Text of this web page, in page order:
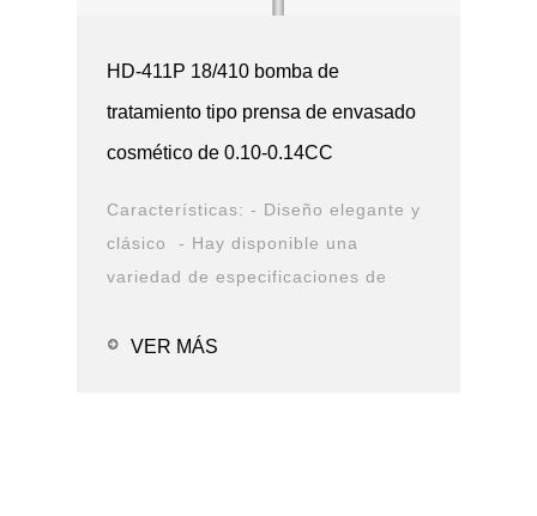
HD-411P 18/410 bomba de
tratamiento tipo prensa de envasado
cosmético de 0.10-0.14CC
Características: - Diseño elegante y
clásico - Hay disponible una
variedad de especificaciones de
de fugas - Diseño duradero
VER MÁS